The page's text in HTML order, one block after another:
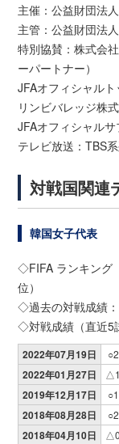
主催：公益財団法
主管：公益財団法
特別協賛：株式会
ーパートナー）
JFAオフィシャル
リンビバレッジ株
JFAオフィシャル
テレビ放送：TBS
対戦国関連
韓国女子代表
◇FIFA ランキング
位）
◇過去の対戦成績：
◇対戦成績（直近5
2022年07月19日
2022年01月27日
2019年12月17日
2018年08月28日
2018年04月10日